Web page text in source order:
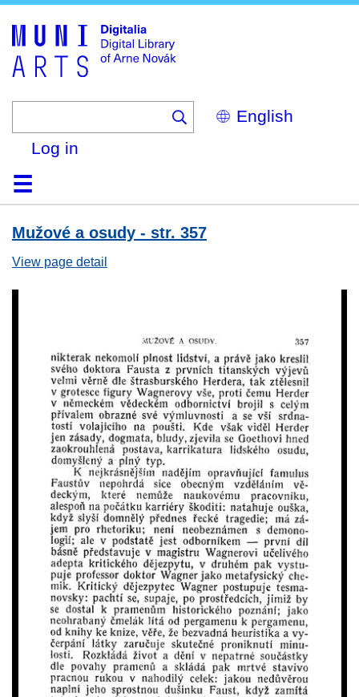
Select
your
Log in
HomeBrowse
Search
About
HelpContactDigitalia
Mužové a osudy - str. 357
View page detail